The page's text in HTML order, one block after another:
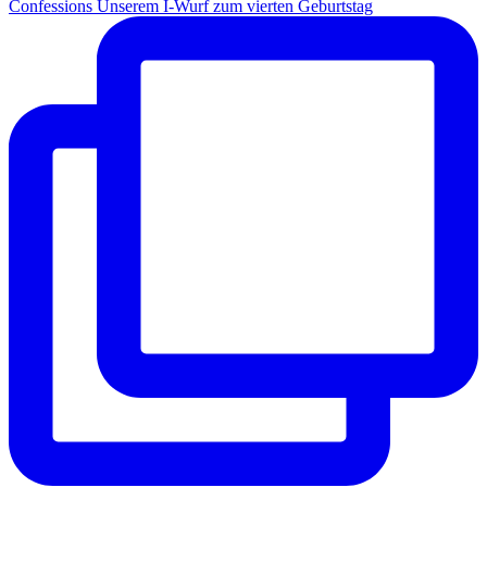
Con­fes­si­ons Unse­rem I-Wurf zum vier­ten Geburtstag